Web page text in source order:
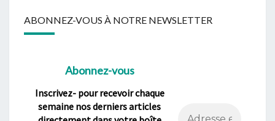
ABONNEZ-VOUS À NOTRE NEWSLETTER
Abonnez-vous
Inscrivez- pour recevoir chaque
semaine nos derniers articles